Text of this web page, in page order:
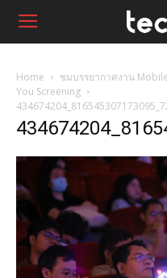
Home
ชมบรรยากาศงาน Mobile
You Screening